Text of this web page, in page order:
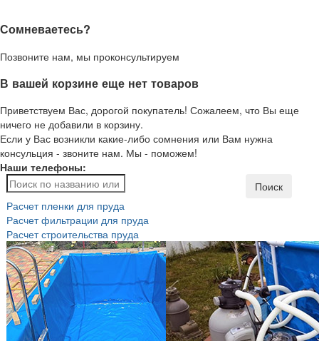
Сомневаетесь?
Позвоните нам, мы проконсультируем
В вашей корзине еще нет товаров
Приветствуем Вас, дорогой покупатель! Сожалеем, что Вы еще
ничего не добавили в корзину.
Если у Вас возникли какие-либо сомнения или Вам нужна
консульция - звоните нам. Мы - поможем!
Наши телефоны:
Поиск
Расчет пленки для пруда
Расчет фильтрации для пруда
Расчет строительства пруда